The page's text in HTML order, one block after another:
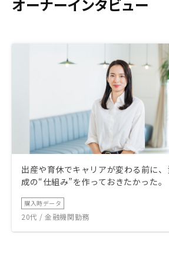
オーナーインタビュー
出産や育休でキャリアが変わる前に、
成の“仕組み”を作っておきたかった。
購入時データ
20代 / 金融機関勤務